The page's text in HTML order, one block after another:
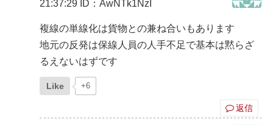
21:37:29 ID：AwNTk1NzI
複線の単線化は貨物との兼ね合いもあります
地元の反発は保線人員の人手不足で基本は黙らざ
るえないはずです
Like +6
返信